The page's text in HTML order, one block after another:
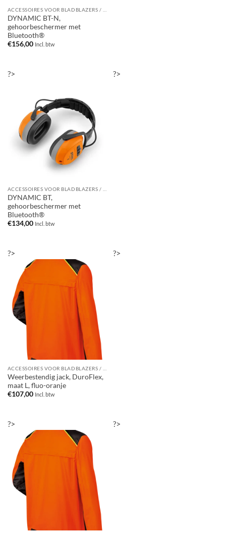
DYNAMIC BT-N,
gehoorbeschermer met
Bluetooth®
€156,00 Incl. btw
?>
DYNAMIC BT,
gehoorbeschermer met
Bluetooth®
€134,00 Incl. btw
?>
?>
Weerbestendig jack, DuroFlex,
maat L, fluo-oranje
€107,00 Incl. btw
?>
?> ?>